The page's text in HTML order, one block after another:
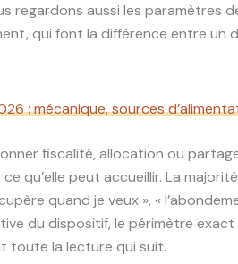
regardons aussi les paramètres
qui font la différence entre
: mécanique, sources
fiscalité, allocation ou
qu’elle peut accueillir. La
quand je veux », «
du dispositif, le périmètre
toute la lecture qui suit.